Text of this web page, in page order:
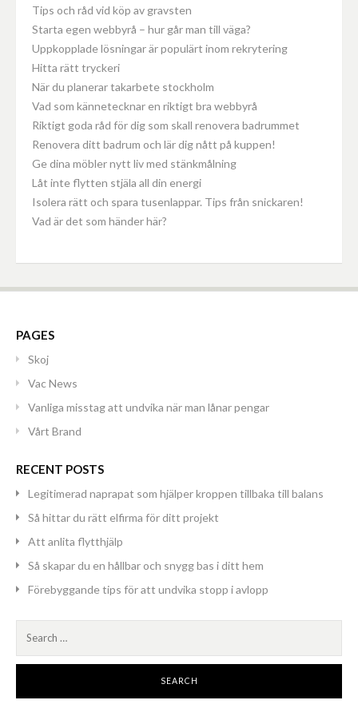
Tips och råd vid köp av gravsten
Starta egen webbyrå – hur går man till väga?
Uppkopplade lösningar är populärt inom rekrytering
Hitta rätt tryckeri
När du planerar takarbete stockholm
Vad som kännetecknar en riktigt bra webbyrå
Riktigt goda råd för dig som skall renovera badrummet
Renovera ditt badrum och lär dig nått på kuppen!
Ge dina möbler nytt liv med stänkmålning
Låt inte flytten stjäla all din energi
Isolera rätt och spara tusenlappar. Tips från snickaren!
Vad är det som händer här?
PAGES
Skoj
Vac News
Vanliga misstag att undvika när man lånar pengar
Vårt Brand
RECENT POSTS
Legitimerad naprapat som hjälper kroppen tillbaka till balans
Så hittar du rätt elfirma för ditt projekt
Att anlita flytthjälp
Så skapar du en hållbar och snygg bas i ditt hem
Förebyggande tips för att undvika stopp i avlopp
for: